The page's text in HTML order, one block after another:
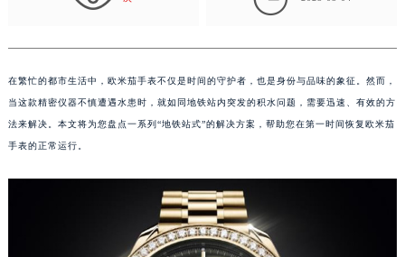
在繁忙的都市生活中，欧米茄手表不仅是时间的守护者，也是身份与品味的象征。然而，
当这款精密仪器不慎遭遇水患时，就如同地铁站内突发的积水问题，需要迅速、有效的方
法来解决。本文将为您盘点一系列“地铁站式”的解决方案，帮助您在第一时间恢复欧米茄
手表的正常运行。